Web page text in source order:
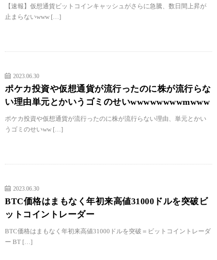
【速報】仮想通貨ビットコインキャッシュがさらに急騰、数日間上昇が
止まらないwww […]
2023.06.30
ポケカ投資や仮想通貨が流行ったのに株が流行らな
い理由単元とかいうゴミのせいwwwwwwwwmwww
ポケカ投資や仮想通貨が流行ったのに株が流行らない理由、単元とかい
うゴミのせいww […]
2023.06.30
BTC価格はまもなく年初来高値31000ドルを突破ビ
ットコイントレーダー
BTC価格はまもなく年初来高値31000ドルを突破＝ビットコイントレーダ
ー BT […]